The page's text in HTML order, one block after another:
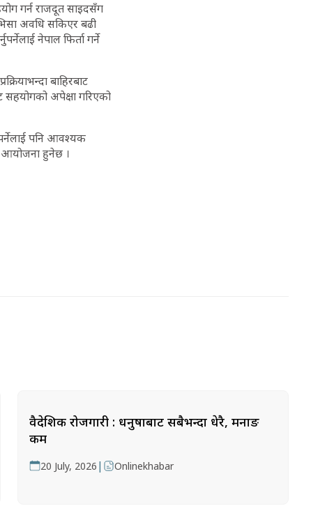
गर्न राजदूत साइदसँग
अवधि सकिएर बढी
नेपाल फिर्ता गर्ने
बाहिरबाट
सहयोगको अपेक्षा गरिएको
पनि आवश्यक
आयोजना हुनेछ ।
वैदेशिक रोजगारी : धनुषाबाट सबैभन्दा धेरै, मनाङ
कम
20 July, 2026 | Onlinekhabar